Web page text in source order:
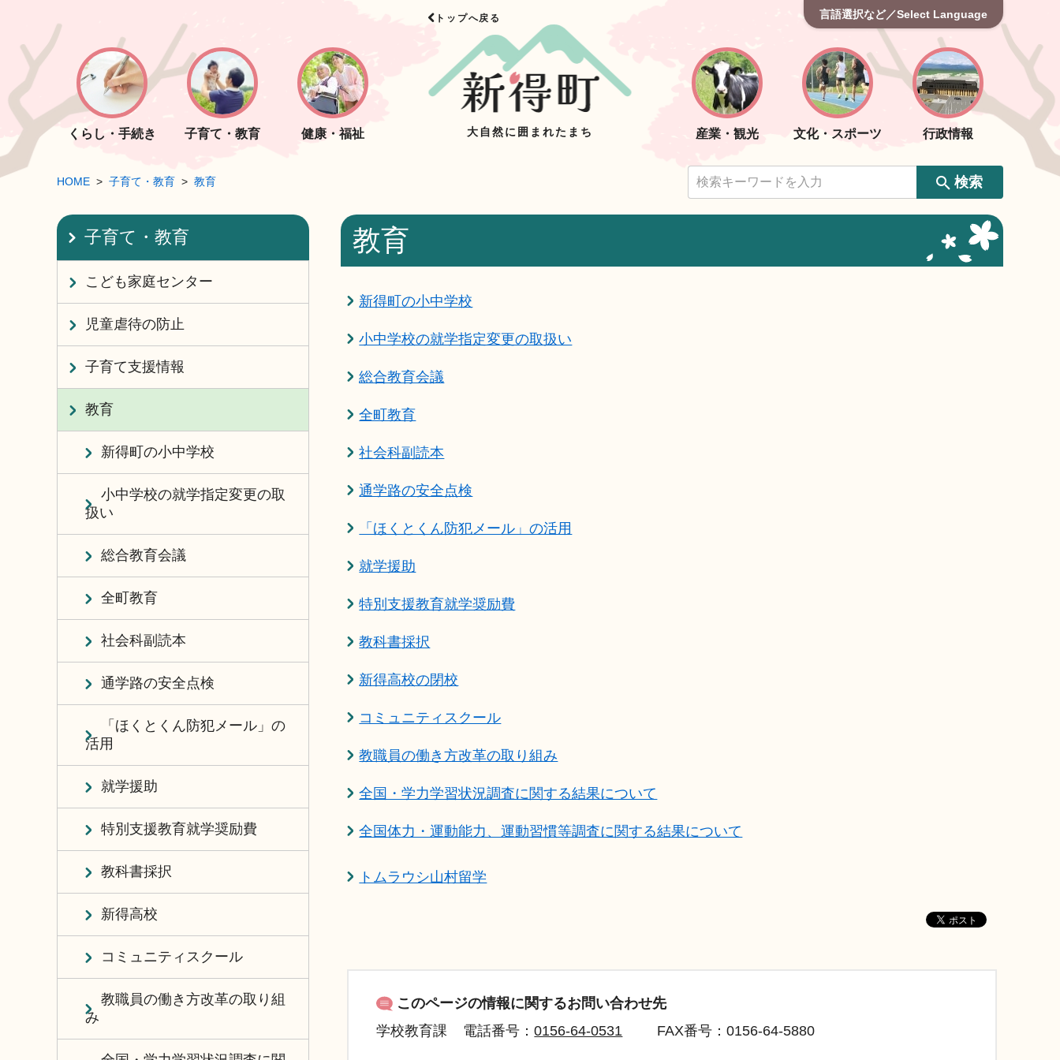
トップへ戻る
大自然に囲まれたまち
言語選択など／Select Language
くらし・手続き 子育て・教育 健康・福祉 産業・観光 文化・スポーツ 行政情報
HOME 子育て・教育 教育 検索
教育
新得町の小中学校
小中学校の就学指定変更の取扱い
総合教育会議
全町教育
社会科副読本
通学路の安全点検
「ほくとくん防犯メール」の活用
就学援助
特別支援教育就学奨励費
教科書採択
新得高校の閉校
コミュニティスクール
教職員の働き方改革の取り組み
全国・学力学習状況調査に関する結果について
全国体力・運動能力、運動習慣等調査に関する結果について
トムラウシ山村留学
このページの情報に関するお問い合わせ先
学校教育課
電話番号：0156-64-0531 FAX番号：0156-64-5880
子育て・教育
こども家庭センター
児童虐待の防止
子育て支援情報
教育
新得町の小中学校
小中学校の就学指定変更の取
扱い
総合教育会議
全町教育
社会科副読本
通学路の安全点検
「ほくとくん防犯メール」の
活用
就学援助
特別支援教育就学奨励費
教科書採択
新得高校
コミュニティスクール
教職員の働き方改革の取り組
み